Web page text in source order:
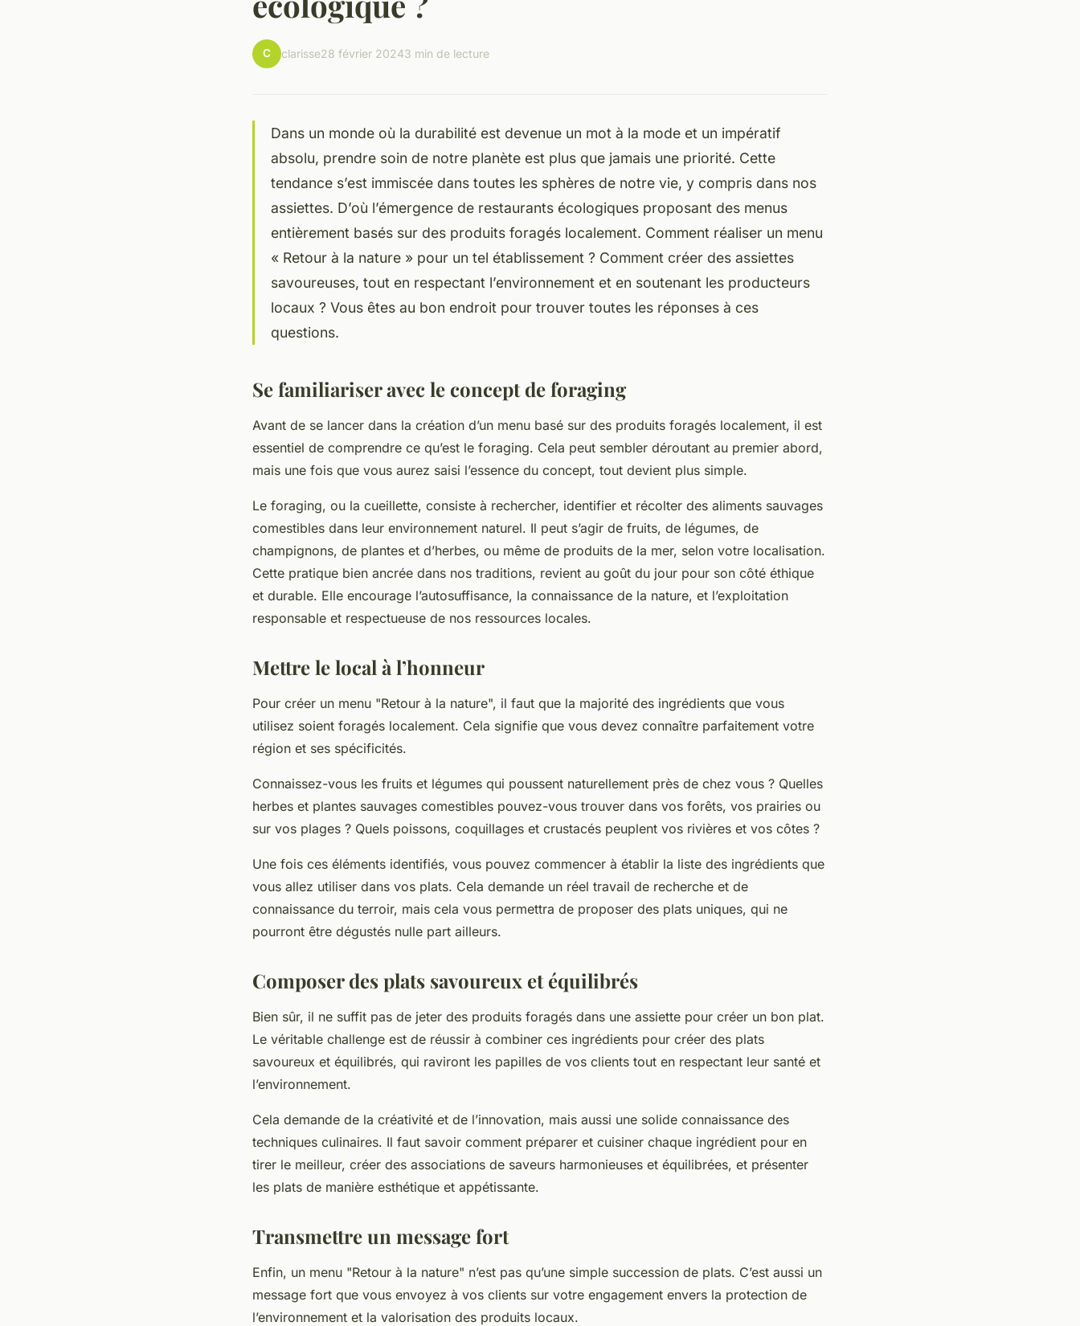
C clarisse28 février 20243 min de lecture
Dans un monde où la durabilité est devenue un mot à la mode et un impératif
absolu, prendre soin de notre planète est plus que jamais une priorité. Cette
tendance s’est immiscée dans toutes les sphères de notre vie, y compris dans nos
assiettes. D’où l’émergence de restaurants écologiques proposant des menus
entièrement basés sur des produits foragés localement. Comment réaliser un menu
« Retour à la nature » pour un tel établissement ? Comment créer des assiettes
savoureuses, tout en respectant l’environnement et en soutenant les producteurs
locaux ? Vous êtes au bon endroit pour trouver toutes les réponses à ces
questions.
Se familiariser avec le concept de foraging
Avant de se lancer dans la création d’un menu basé sur des produits foragés localement, il est
essentiel de comprendre ce qu’est le foraging. Cela peut sembler déroutant au premier abord,
mais une fois que vous aurez saisi l’essence du concept, tout devient plus simple.
Le foraging, ou la cueillette, consiste à rechercher, identifier et récolter des aliments sauvages
comestibles dans leur environnement naturel. Il peut s’agir de fruits, de légumes, de
champignons, de plantes et d’herbes, ou même de produits de la mer, selon votre localisation.
Cette pratique bien ancrée dans nos traditions, revient au goût du jour pour son côté éthique
et durable. Elle encourage l’autosuffisance, la connaissance de la nature, et l’exploitation
responsable et respectueuse de nos ressources locales.
Mettre le local à l’honneur
Pour créer un menu "Retour à la nature", il faut que la majorité des ingrédients que vous
utilisez soient foragés localement. Cela signifie que vous devez connaître parfaitement votre
région et ses spécificités.
Connaissez-vous les fruits et légumes qui poussent naturellement près de chez vous ? Quelles
herbes et plantes sauvages comestibles pouvez-vous trouver dans vos forêts, vos prairies ou
sur vos plages ? Quels poissons, coquillages et crustacés peuplent vos rivières et vos côtes ?
Une fois ces éléments identifiés, vous pouvez commencer à établir la liste des ingrédients que
vous allez utiliser dans vos plats. Cela demande un réel travail de recherche et de
connaissance du terroir, mais cela vous permettra de proposer des plats uniques, qui ne
pourront être dégustés nulle part ailleurs.
Composer des plats savoureux et équilibrés
Bien sûr, il ne suffit pas de jeter des produits foragés dans une assiette pour créer un bon plat.
Le véritable challenge est de réussir à combiner ces ingrédients pour créer des plats
savoureux et équilibrés, qui raviront les papilles de vos clients tout en respectant leur santé et
l’environnement.
Cela demande de la créativité et de l’innovation, mais aussi une solide connaissance des
techniques culinaires. Il faut savoir comment préparer et cuisiner chaque ingrédient pour en
tirer le meilleur, créer des associations de saveurs harmonieuses et équilibrées, et présenter
les plats de manière esthétique et appétissante.
Transmettre un message fort
Enfin, un menu "Retour à la nature" n’est pas qu’une simple succession de plats. C’est aussi un
message fort que vous envoyez à vos clients sur votre engagement envers la protection de
l’environnement et la valorisation des produits locaux.